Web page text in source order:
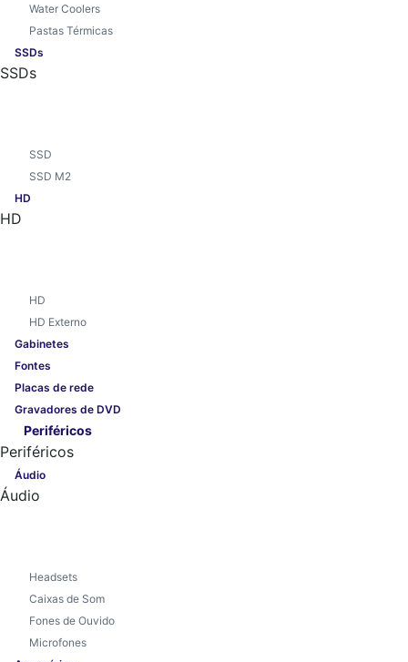
Water Coolers
Pastas Térmicas
SSDs
SSDs
SSD
SSD M2
HD
HD
HD
HD Externo
Gabinetes
Fontes
Placas de rede
Gravadores de DVD
Periféricos
Periféricos
Áudio
Áudio
Headsets
Caixas de Som
Fones de Ouvido
Microfones